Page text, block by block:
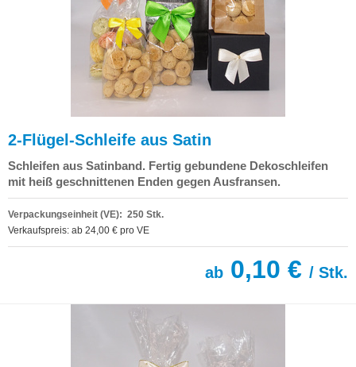
2-Flügel-Schleife aus Satin
Schleifen aus Satinband. Fertig gebundene Dekoschleifen
mit heiß geschnittenen Enden gegen Ausfransen.
Verpackungseinheit (VE): 250 Stk.
Verkaufspreis: ab 24,00 € pro VE
ab 0,10 € / Stk.